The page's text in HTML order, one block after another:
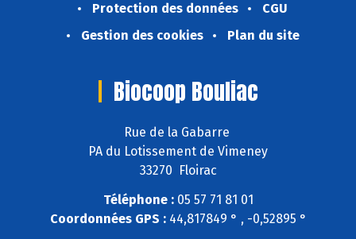
Protection des données
CGU
Gestion des cookies
Plan du site
Biocoop Bouliac
Rue de la Gabarre
PA du Lotissement de Vimeney
33270 Floirac
Téléphone :05 57 71 81 01
Coordonnées GPS :44,817849 ° , -0,52895 °